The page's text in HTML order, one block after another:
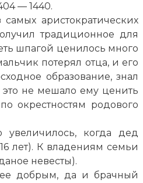
— 1440.
аристократических
традиционное для
шпагой ценилось много
потерял отца, и его
образование, знал
не мешало ему ценить
окрестностям родового
увеличилось, когда дед
лет). К владениям семьи
невесты).
добрым, да и брачный